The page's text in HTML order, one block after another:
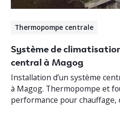
Thermopompe centrale
Système de
central à Magog
Installation d’un système
à Magog. Thermopompe et
performance pour